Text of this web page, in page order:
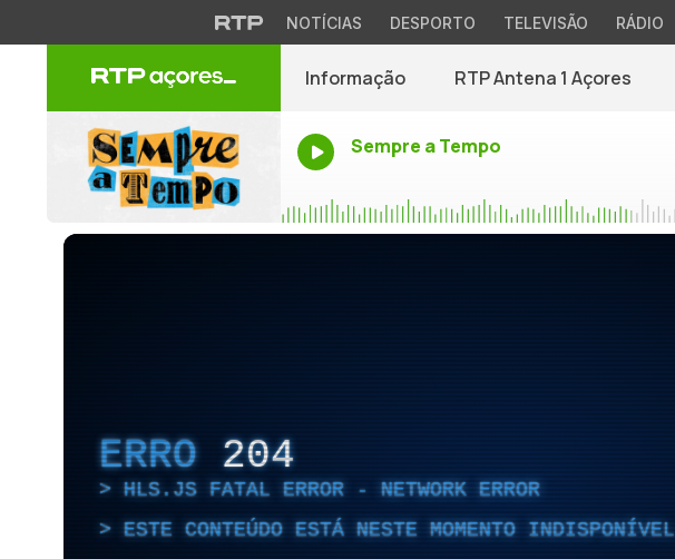
NOTÍCIAS DESPORTO TELEVISÃO RÁDIO
Informação RTP Antena 1 Açores
Sempre a Tempo
ERRO 204
HLS.JS FATAL ERROR - NETWORK ERROR
ESTE CONTEÚDO ESTÁ NESTE MOMENTO INDISPONÍVEL